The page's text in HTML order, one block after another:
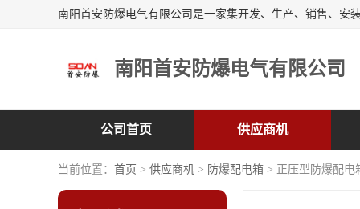
南阳首安防爆电气有限公司
公司首页 供应商机
当前位置： 首页 > 供应商机 > 防爆配电箱 > 正压型防爆配电